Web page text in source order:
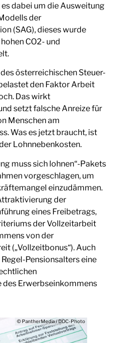
dabei um die Ausweitung
der
(SAG), dieses wurde
CO2- und
österreichischen Steuer-
den Faktor Arbeit
Das wirkt
setzt falsche Anreize für
Menschen am
Was es jetzt braucht, ist
Lohnnebenkosten.
muss sich lohnen“-Pakets
vorgeschlagen, um
einzudämmen.
der
eines Freibetrags,
der Vollzeitarbeit
von der
(„Vollzeitbonus“). Auch
Pensionsalters eine
des Erwerbseinkommens
© PantherMedia / DOC-Photo